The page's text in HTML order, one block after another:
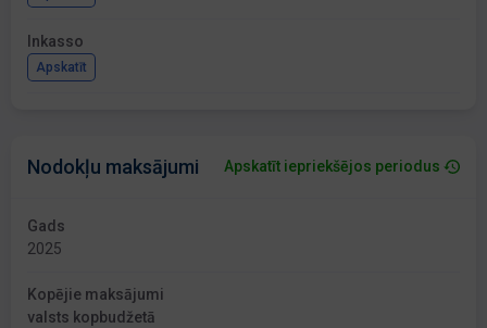
Inkasso
Apskatīt
Nodokļu maksājumi Apskatīt iepriekšējos periodus
Gads
2025
Kopējie maksājumi
valsts kopbudžetā